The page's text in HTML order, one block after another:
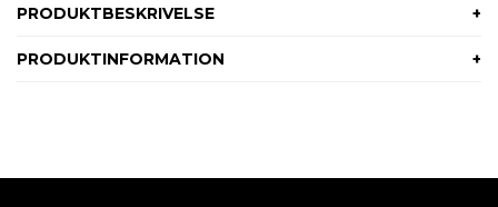
PRODUKTBESKRIVELSE
PRODUKTINFORMATION